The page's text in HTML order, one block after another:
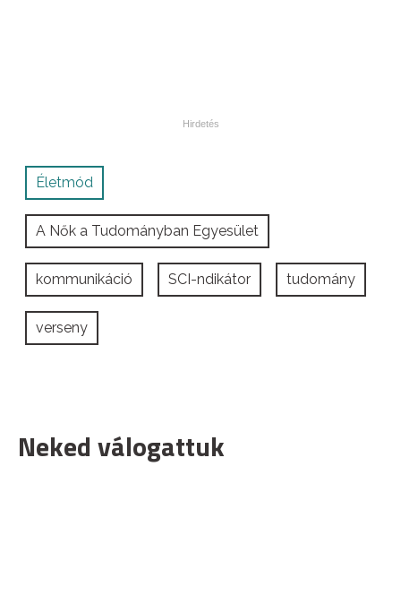
Életmód
A Nők a Tudományban Egyesület
kommunikáció SCI-ndikátor tudomány
verseny
Neked válogattuk